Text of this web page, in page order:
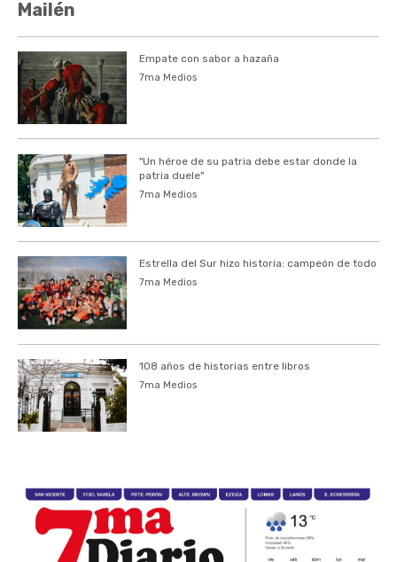
Mailén
Empate con sabor a hazaña
7ma Medios
"Un héroe de su patria debe estar donde la
patria duele"
7ma Medios
Estrella del Sur hizo historia: campeón de todo
7ma Medios
108 años de historias entre libros
7ma Medios